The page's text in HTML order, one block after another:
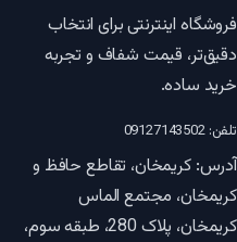
فروشگاه اینترنتی برای انتخاب
دقیق‌تر، قیمت شفاف و تجربه
خرید ساده.
تلفن: 09127143502
آدرس: کریمخان، تقاطع حافظ و
کریمخان، مجتمع الماس
کریمخان، پلاک 280، طبقه سوم،